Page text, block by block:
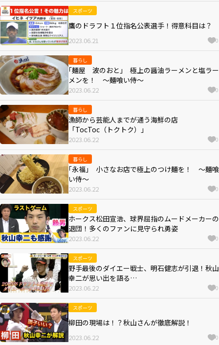
スポーツ
鷹のドラフト１位指名公表選手！得意科目は？
2023.06.21 0
暮らし
｢麺屋 波のおと｣ 極上の醤油ラーメンと塩ラー
メンを！ ～麺喰い侍～
2023.06.22 0
暮らし
漁師から芸能人までが通う海鮮の店
「TocToc（トクトク）」
2023.06.22 0
暮らし
｢永福｣ 小さなお店で極上のつけ麺を！ ～麺喰
い侍～
2023.06.22 0
スポーツ
ホークス松田宣浩、球界屈指のムードメーカーの
退団！多くのファンに見守られ勇姿
2023.06.22 0
スポーツ
野手最後のダイエー戦士、明石健志が引退！秋山
幸二が思い出を語る…
2023.06.22 0
スポーツ
柳田の現場は！？秋山さんが徹底解説！
2023.06.22 0